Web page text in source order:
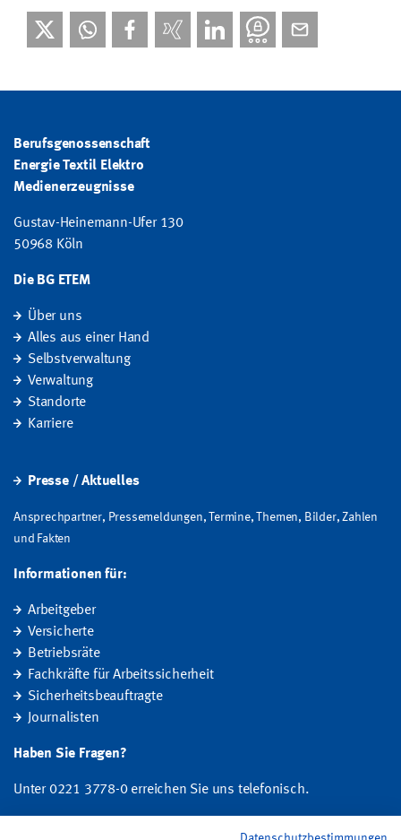
Berufsgenossenschaft
Energie Textil Elektro
Medienerzeugnisse
Gustav-Heinemann-Ufer 130
50968 Köln
Die BG ETEM
Über uns
Alles aus einer Hand
Selbstverwaltung
Verwaltung
Standorte
Karriere
Presse / Aktuelles
Ansprechpartner, Pressemeldungen, Termine, Themen, Bilder, Zahlen
und Fakten
Informationen für:
Arbeitgeber
Versicherte
Betriebsräte
Fachkräfte für Arbeitssicherheit
Sicherheitsbeauftragte
Journalisten
Haben Sie Fragen?
Unter 0221 3778-0 erreichen Sie uns telefonisch.